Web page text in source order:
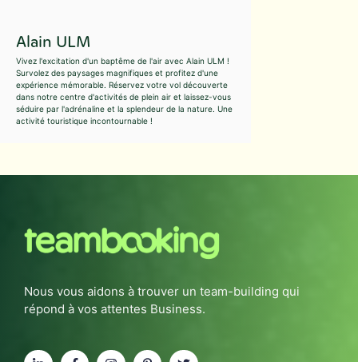
Alain ULM
Vivez l'excitation d'un baptême de l'air avec Alain ULM !
Survolez des paysages magnifiques et profitez d'une
expérience mémorable. Réservez votre vol découverte
dans notre centre d'activités de plein air et laissez-vous
séduire par l'adrénaline et la splendeur de la nature. Une
activité touristique incontournable !
Nous vous aidons à trouver un team-building qui
répond à vos attentes Business.